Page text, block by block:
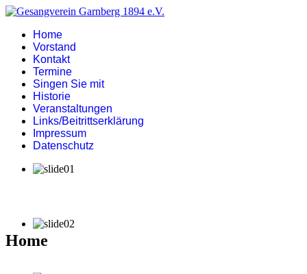
Home
Vorstand
Kontakt
Termine
Singen Sie mit
Historie
Veranstaltungen
Links/Beitrittserklärung
Impressum
Datenschutz
Home